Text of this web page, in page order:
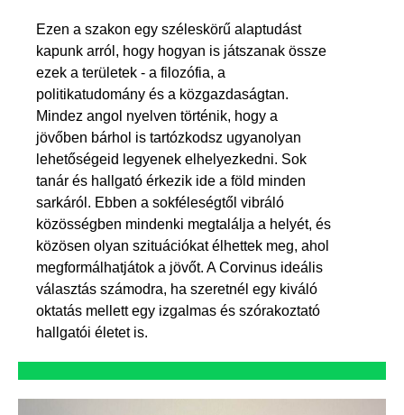
Ezen a szakon egy széleskörű alaptudást
kapunk arról, hogy hogyan is játszanak össze
ezek a területek - a filozófia, a
politikatudomány és a közgazdaságtan.
Mindez angol nyelven történik, hogy a
jövőben bárhol is tartózkodsz ugyanolyan
lehetőségeid legyenek elhelyezkedni. Sok
tanár és hallgató érkezik ide a föld minden
sarkáról. Ebben a sokféleségtől vibráló
közösségben mindenki megtalálja a helyét, és
közösen olyan szituációkat élhettek meg, ahol
megformálhatjátok a jövőt. A Corvinus ideális
választás számodra, ha szeretnél egy kiváló
oktatás mellett egy izgalmas és szórakoztató
hallgatói életet is.